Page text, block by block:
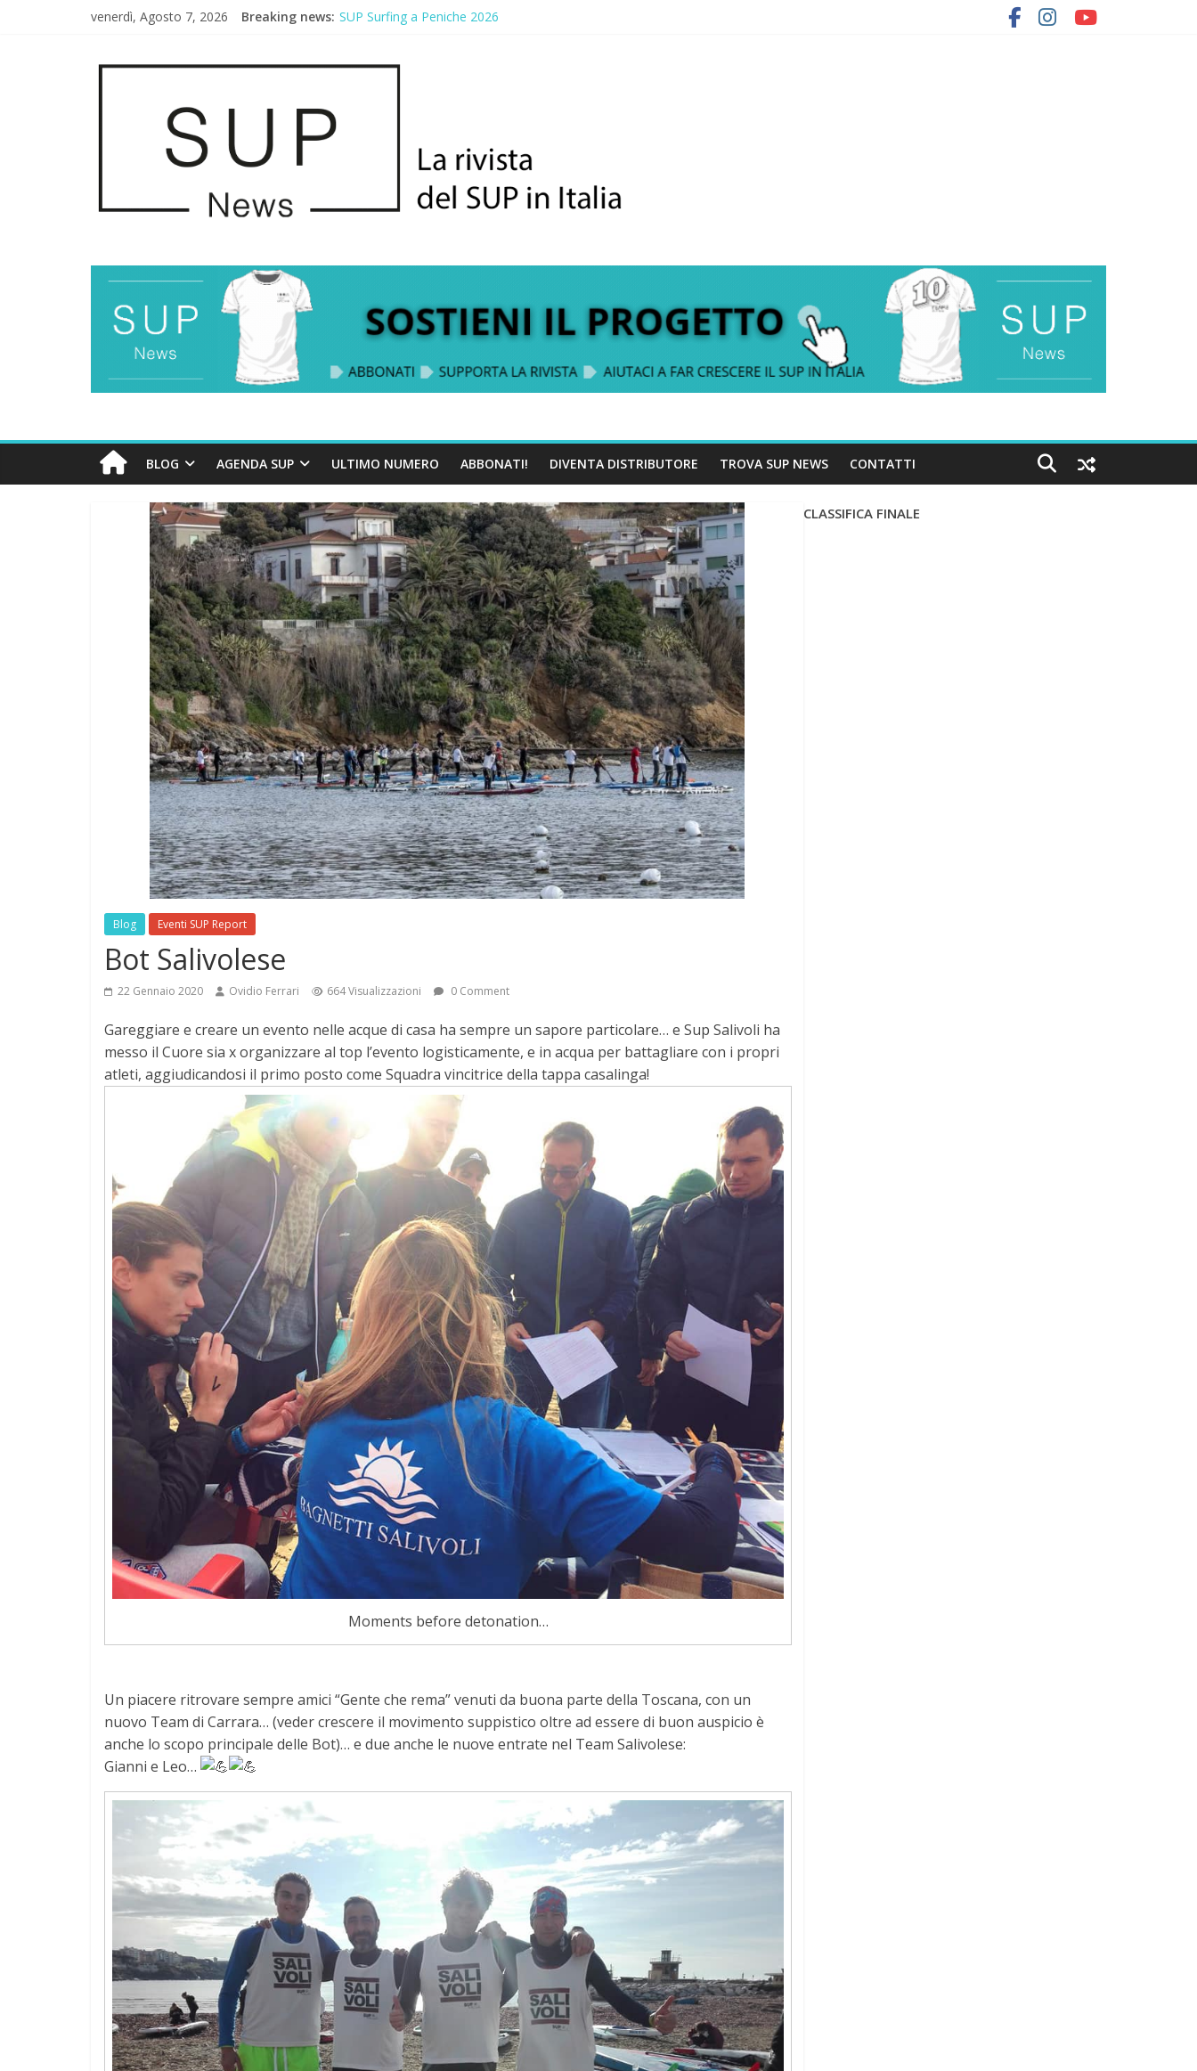
venerdì, Agosto 7, 2026 Breaking news: SUP Surfing a Peniche 2026
BLOG AGENDA SUP ULTIMO NUMERO ABBONATI! DIVENTA DISTRIBUTORE TROVA SUP NEWS CONTATTI
Blog Eventi SUP Report
Bot Salivolese
22 Gennaio 2020 Ovidio Ferrari 664 Visualizzazioni 0 Comment
Gareggiare e creare un evento nelle acque di casa ha sempre un sapore particolare… e Sup Salivoli ha
messo il Cuore sia x organizzare al top l’evento logisticamente, e in acqua per battagliare con i propri
atleti, aggiudicandosi il primo posto come Squadra vincitrice della tappa casalinga!
Moments before detonation…
Un piacere ritrovare sempre amici “Gente che rema” venuti da buona parte della Toscana, con un
nuovo Team di Carrara… (veder crescere il movimento suppistico oltre ad essere di buon auspicio è
anche lo scopo principale delle Bot)… e due anche le nuove entrate nel Team Salivolese:
Gianni e Leo…
CLASSIFICA FINALE